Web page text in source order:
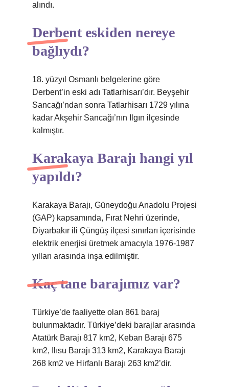
alındı.
Derbent eskiden nereye
bağlıydı?
18. yüzyıl Osmanlı belgelerine göre
Derbent’in eski adı Tatlarhisarı’dır. Beyşehir
Sancağı’ndan sonra Tatlarhisarı 1729 yılına
kadar Akşehir Sancağı’nın Ilgın ilçesinde
kalmıştır.
Karakaya Barajı hangi yıl
yapıldı?
Karakaya Barajı, Güneydoğu Anadolu Projesi
(GAP) kapsamında, Fırat Nehri üzerinde,
Diyarbakır ili Çüngüş ilçesi sınırları içerisinde
elektrik enerjisi üretmek amacıyla 1976-1987
yılları arasında inşa edilmiştir.
Kaç tane barajımız var?
Türkiye’de faaliyette olan 861 baraj
bulunmaktadır. Türkiye’deki barajlar arasında
Atatürk Barajı 817 km2, Keban Barajı 675
km2, Ilısu Barajı 313 km2, Karakaya Barajı
268 km2 ve Hirfanlı Barajı 263 km2’dir.